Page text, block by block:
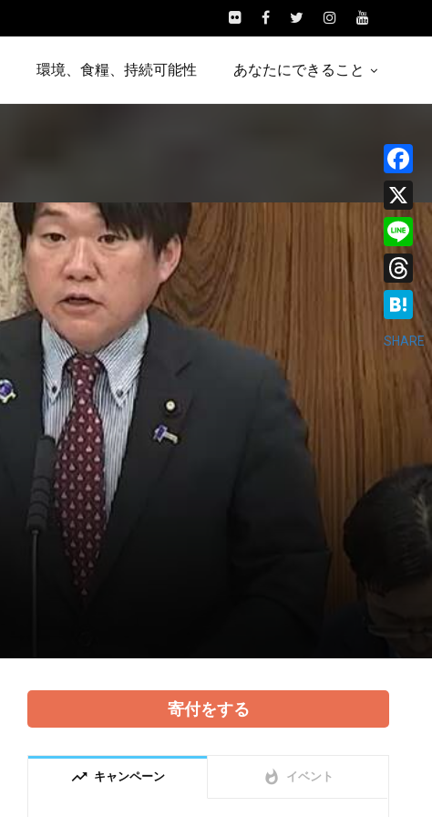
環境、食糧、持続可能性 あなたにできること
寄付をする
trending_up キャンペーン whatshot イベント
X
Line
Threads
Hatena
SHARE